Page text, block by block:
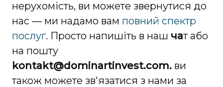
нерухомість, ви можете звернутися до
нас — ми надамо вам повний спектр
послуг. Просто напишіть в наш чат або
на пошту
kontakt@dominartinvest.com. ви
також можете зв'язатися з нами за